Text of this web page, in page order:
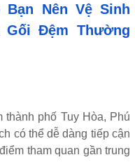
Bạn Nên Vệ Sinh
Gối Đệm Thường
thành phố Tuy Hòa, Phú
có thể dễ dàng tiếp cận
tham quan gần trung